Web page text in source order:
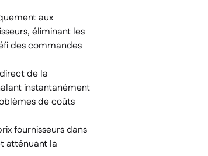
aux
éliminant les
des commandes
de la
instantanément
de coûts
fournisseurs dans
atténuant la